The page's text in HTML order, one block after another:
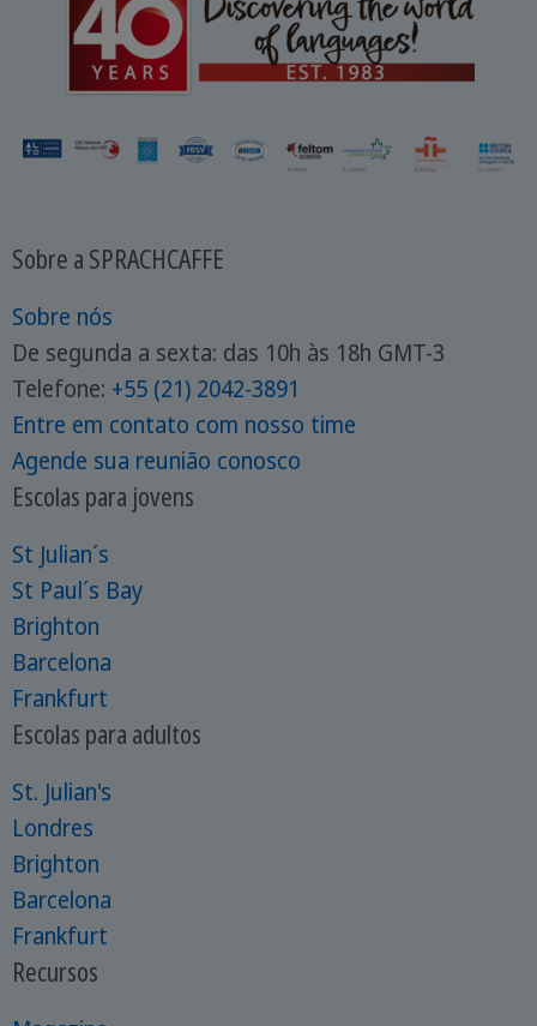
Sobre a SPRACHCAFFE
Sobre nós
De segunda a sexta: das 10h às 18h GMT-3
Telefone: +55 (21) 2042-3891
Entre em contato com nosso time
Agende sua reunião conosco
Escolas para jovens
St Julian´s
St Paul´s Bay
Brighton
Barcelona
Frankfurt
Escolas para adultos
St. Julian's
Londres
Brighton
Barcelona
Frankfurt
Recursos